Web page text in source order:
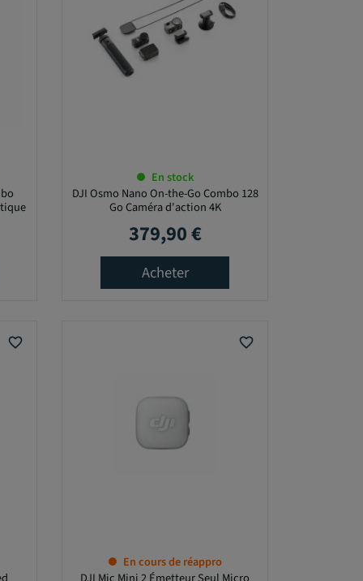
En stock
DJI Osmo Nano On-the-Go Combo 128
Go Caméra d'action 4K
Prix
379,90 €
Acheter
favorite_border favorite_border
En cours de réappro